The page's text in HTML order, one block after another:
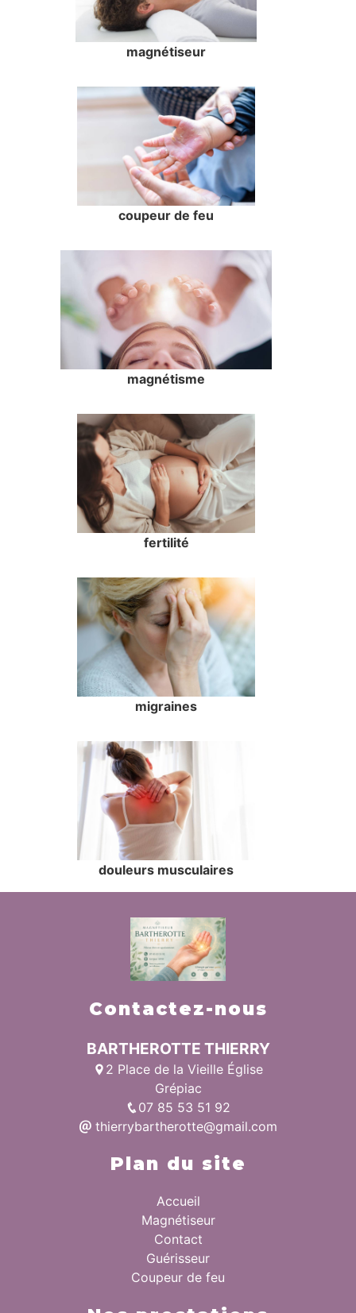
magnétiseur
coupeur de feu
magnétisme
fertilité
migraines
douleurs musculaires
Contactez-nous
BARTHEROTTE THIERRY
2 Place de la Vieille Église
Grépiac
07 85 53 51 92
thierrybartherotte@gmail.com
Plan du site
Accueil
Magnétiseur
Contact
Guérisseur
Coupeur de feu